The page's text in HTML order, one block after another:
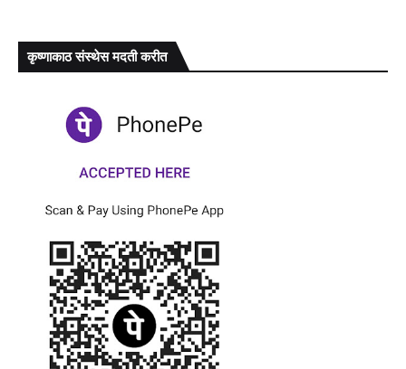
कृष्णाकाठ संस्थेस मदती करीत